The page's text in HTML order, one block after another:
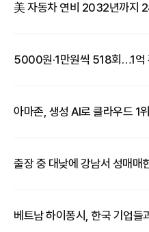
美 자동차 연비 2032년까지
5000원·​1만원씩 518회…1억
아마존, 생성 AI로 클라우드 1
출장 중 대낮에 강남서 성매매
베트남 하이퐁시, 한국 기업들